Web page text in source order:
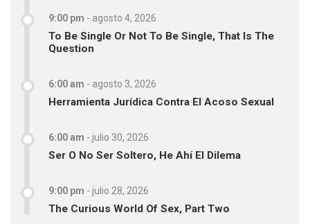
9:00 pm - agosto 4, 2026
To Be Single Or Not To Be Single, That Is The
Question
6:00 am - agosto 3, 2026
Herramienta Jurídica Contra El Acoso Sexual
6:00 am - julio 30, 2026
Ser O No Ser Soltero, He Ahí El Dilema
9:00 pm - julio 28, 2026
The Curious World Of Sex, Part Two